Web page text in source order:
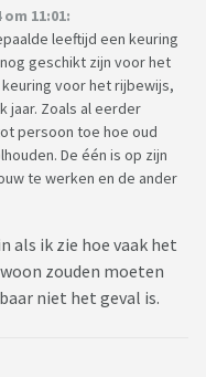
11:01:
leeftijd een keuring
geschikt zijn voor het
voor het rijbewijs,
jaar. Zoals al eerder
persoon toe hoe oud
De één is op zijn
te werken en de ander
als ik zie hoe vaak het
zouden moeten
niet het geval is.